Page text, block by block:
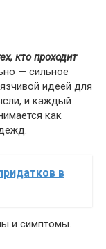
кто проходит
— сильное
идеей для
и каждый
как
в
и симптомы.